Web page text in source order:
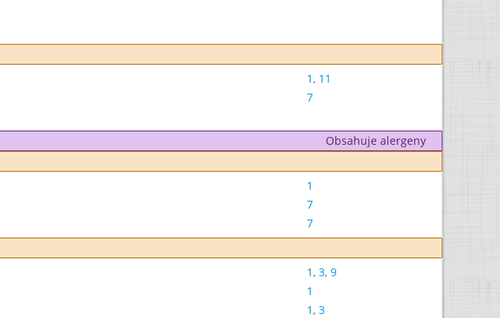
1, 11
7
Obsahuje alergeny
1
7
7
1, 3, 9
1
1, 3